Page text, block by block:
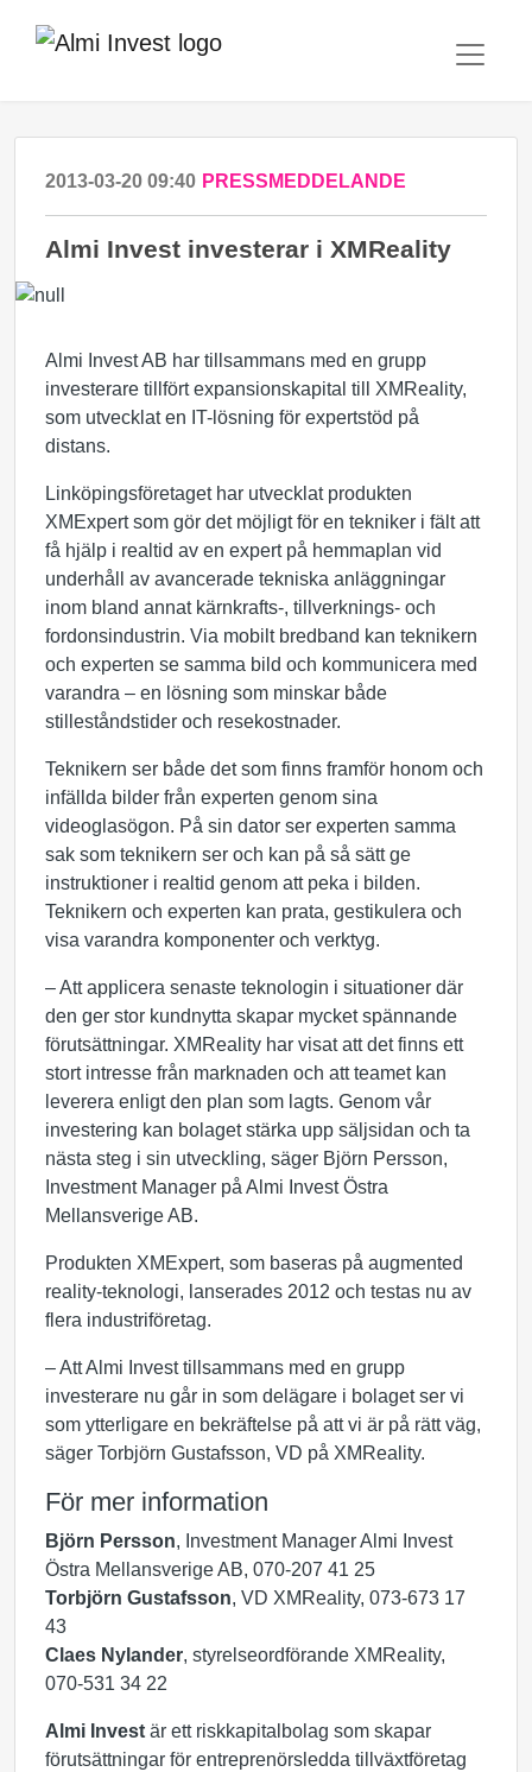
2013-03-20 09:40 PRESSMEDDELANDE
Almi Invest investerar i XMReality
Almi Invest AB har tillsammans med en grupp
investerare tillfört expansionskapital till XMReality,
som utvecklat en IT-lösning för expertstöd på
distans.
Linköpingsföretaget har utvecklat produkten
XMExpert som gör det möjligt för en tekniker i fält att
få hjälp i realtid av en expert på hemmaplan vid
underhåll av avancerade tekniska anläggningar
inom bland annat kärnkrafts-, tillverknings- och
fordonsindustrin. Via mobilt bredband kan teknikern
och experten se samma bild och kommunicera med
varandra – en lösning som minskar både
stilleståndstider och resekostnader.
Teknikern ser både det som finns framför honom och
infällda bilder från experten genom sina
videoglasögon. På sin dator ser experten samma
sak som teknikern ser och kan på så sätt ge
instruktioner i realtid genom att peka i bilden.
Teknikern och experten kan prata, gestikulera och
visa varandra komponenter och verktyg.
– Att applicera senaste teknologin i situationer där
den ger stor kundnytta skapar mycket spännande
förutsättningar. XMReality har visat att det finns ett
stort intresse från marknaden och att teamet kan
leverera enligt den plan som lagts. Genom vår
investering kan bolaget stärka upp säljsidan och ta
nästa steg i sin utveckling, säger Björn Persson,
Investment Manager på Almi Invest Östra
Mellansverige AB.
Produkten XMExpert, som baseras på augmented
reality-teknologi, lanserades 2012 och testas nu av
flera industriföretag.
– Att Almi Invest tillsammans med en grupp
investerare nu går in som delägare i bolaget ser vi
som ytterligare en bekräftelse på att vi är på rätt väg,
säger Torbjörn Gustafsson, VD på XMReality.
För mer information
Björn Persson, Investment Manager Almi Invest
Östra Mellansverige AB, 070-207 41 25
Torbjörn Gustafsson, VD XMReality, 073-673 17
43
Claes Nylander, styrelseordförande XMReality,
070-531 34 22
Almi Invest är ett riskkapitalbolag som skapar
förutsättningar för entreprenörsledda tillväxtföretag